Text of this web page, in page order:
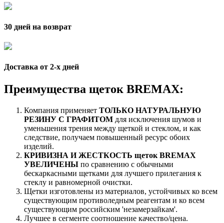
30 дней на возврат
Доставка от 2-x дней
Преимущества щеток BREMAX:
Компания применяет ТОЛЬКО НАТУРАЛЬНУЮ
РЕЗИНУ С ГРАФИТОМ для исключения шумов и
уменьшения трения между щеткой и стеклом, и как
следствие, получаем повышенный ресурс обоих
изделий.
КРИВИЗНА И ЖЕСТКОСТЬ щеток BREMAX
УВЕЛИЧЕНЫ по сравнению с обычными
бескаркасными щетками для лучшего прилегания к
стеклу и равномерной очистки.
Щетки изготовлены из материалов, устойчивых ко всем
существующим противоледным реагентам и ко всем
существующим российским 'незамерзайкам'.
Лучшее в сегменте соотношение качество/цена.